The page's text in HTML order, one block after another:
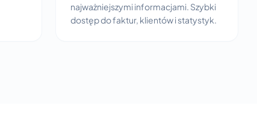
najważniejszymi informacjami. Szybki
dostęp do faktur, klientów i statystyk.